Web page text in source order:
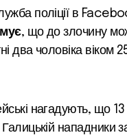
поліції в
, що до злочину
два чоловіка віком
нагадують, що
Галицькій нападники